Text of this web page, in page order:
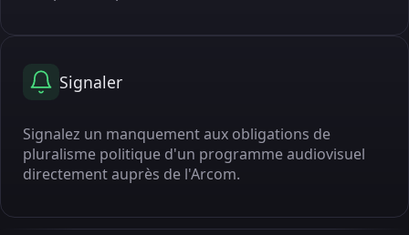
Signaler
Signalez un manquement aux obligations de
pluralisme politique d'un programme audiovisuel
directement auprès de l'Arcom.